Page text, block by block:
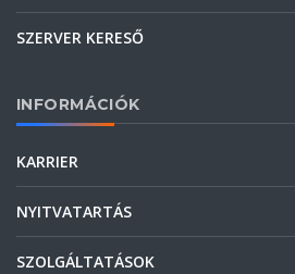
SZERVER KERESŐ
INFORMÁCIÓK
KARRIER
NYITVATARTÁS
SZOLGÁLTATÁSOK